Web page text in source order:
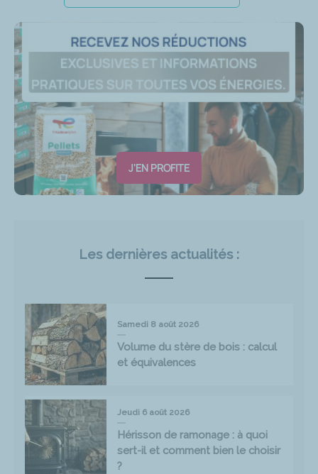
J'EN PROFITE
Les dernières actualités :
Samedi 8 août 2026
Volume du stère de bois : calcul
et équivalences
Jeudi 6 août 2026
Hérisson de ramonage : à quoi
sert-il et comment bien le choisir
?